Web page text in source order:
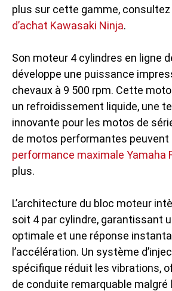
plus sur cette gamme,
d’achat Kawasaki Ninja.
Son moteur 4 cylindres en ligne
développe une puissance
chevaux à 9 500 rpm. Cette
un refroidissement liquide, une
innovante pour les motos de
de motos performantes peuvent
performance maximale Yamaha
plus.
L’architecture du bloc moteur
soit 4 par cylindre, garantissant
optimale et une réponse
l’accélération. Un système
spécifique réduit les vibrations,
de conduite remarquable malgré